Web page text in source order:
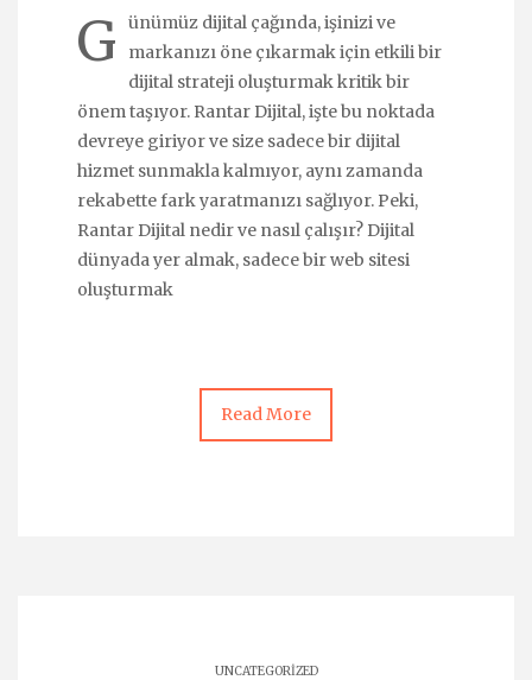
G
ünümüz dijital çağında, işinizi ve
markanızı öne çıkarmak için etkili bir
dijital strateji oluşturmak kritik bir
önem taşıyor. Rantar Dijital, işte bu noktada
devreye giriyor ve size sadece bir dijital
hizmet sunmakla kalmıyor, aynı zamanda
rekabette fark yaratmanızı sağlıyor. Peki,
Rantar Dijital nedir ve nasıl çalışır? Dijital
dünyada yer almak, sadece bir web sitesi
oluşturmak
Read More
UNCATEGORIZED